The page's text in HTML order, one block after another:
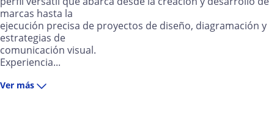
marcas hasta la
ejecución precisa de proyectos de diseño, diagramación y
estrategias de
comunicación visual.
Experiencia...
Ver más